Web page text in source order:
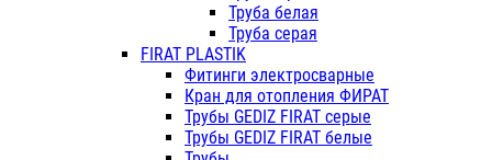
Труба белая
Труба серая
FIRAT PLASTIK
Фитинги электросварные
Кран для отопления ФИРАТ
Трубы GEDIZ FIRAT серые
Трубы GEDIZ FIRAT белые